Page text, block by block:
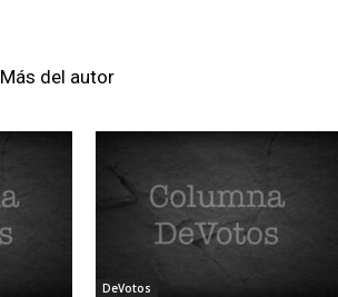
Más del autor
DeVotos